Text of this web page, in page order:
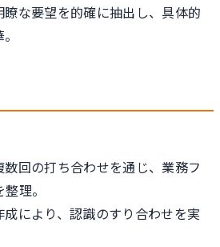
瞭な要望を的確に抽出し、具体的
数回の打ち合わせを通じ、業務フ
理。
成により、認識のすり合わせを実